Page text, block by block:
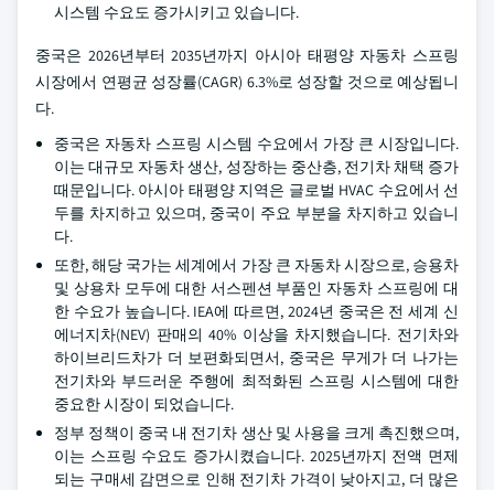
시스템 수요도 증가시키고 있습니다.
중국은 2026년부터 2035년까지 아시아 태평양 자동차 스프링
시장에서 연평균 성장률(CAGR) 6.3%로 성장할 것으로 예상됩니
다.
중국은 자동차 스프링 시스템 수요에서 가장 큰 시장입니다.
이는 대규모 자동차 생산, 성장하는 중산층, 전기차 채택 증가
때문입니다. 아시아 태평양 지역은 글로벌 HVAC 수요에서 선
두를 차지하고 있으며, 중국이 주요 부분을 차지하고 있습니
다.
또한, 해당 국가는 세계에서 가장 큰 자동차 시장으로, 승용차
및 상용차 모두에 대한 서스펜션 부품인 자동차 스프링에 대
한 수요가 높습니다. IEA에 따르면, 2024년 중국은 전 세계 신
에너지차(NEV) 판매의 40% 이상을 차지했습니다. 전기차와
하이브리드차가 더 보편화되면서, 중국은 무게가 더 나가는
전기차와 부드러운 주행에 최적화된 스프링 시스템에 대한
중요한 시장이 되었습니다.
정부 정책이 중국 내 전기차 생산 및 사용을 크게 촉진했으며,
이는 스프링 수요도 증가시켰습니다. 2025년까지 전액 면제
되는 구매세 감면으로 인해 전기차 가격이 낮아지고, 더 많은